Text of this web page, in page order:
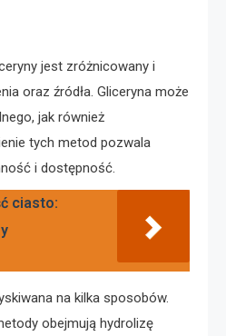
jest zróżnicowany i
oraz źródła. Gliceryna może
jak również
tych metod pozwala
i dostępność.
ciasto:
na kilka sposobów.
obejmują hydrolizę